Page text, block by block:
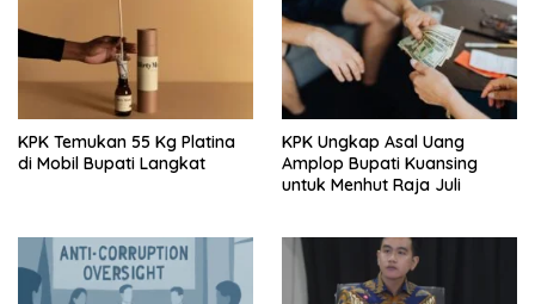
KPK Temukan 55 Kg Platina
di Mobil Bupati Langkat
KPK Ungkap Asal Uang
Amplop Bupati Kuansing
untuk Menhut Raja Juli